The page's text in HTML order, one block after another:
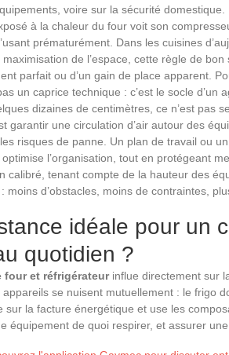
voire sur la sécurité domestique.
à la chaleur du four voit son
prématurément. Dans les cuisines
maximisation de l’espace, cette règle de
parfait ou d’un gain de place apparent.
un caprice technique : c’est le socle d’un
dizaines de centimètres, ce n’est pas
garantir une circulation d’air autour des
risques de panne. Un plan de travail ou
l’organisation, tout en protégeant
calibré, tenant compte de la hauteur des
moins d’obstacles, moins de contraintes,
idéale pour un
quotidien ?
four et réfrigérateurinflue directement sur
se nuisent mutuellement : le frigo
sur la facture énergétique et use les
équipement de quoi respirer, et assurer